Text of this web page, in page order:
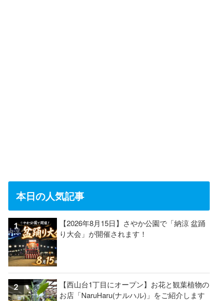
本日の人気記事
【2026年8月15日】さやか公園で「納涼 盆踊
り大会」が開催されます！
【西山台1丁目にオープン】お花と観葉植物の
お店「NaruHaru(ナルハル)」をご紹介します